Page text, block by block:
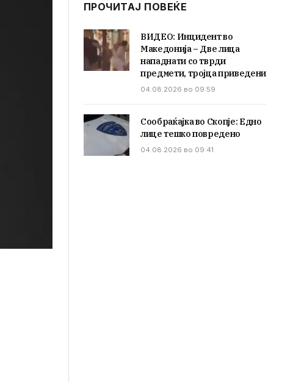
ПРОЧИТАЈ ПОВЕЌЕ
ВИДЕО: Инцидент во
Македонија – Две лица
нападнати со тврди
предмети, тројца приведени
04.08.2026 во 09:59
Сообраќајка во Скопје: Едно
лице тешко повредено
04.08.2026 во 09:41